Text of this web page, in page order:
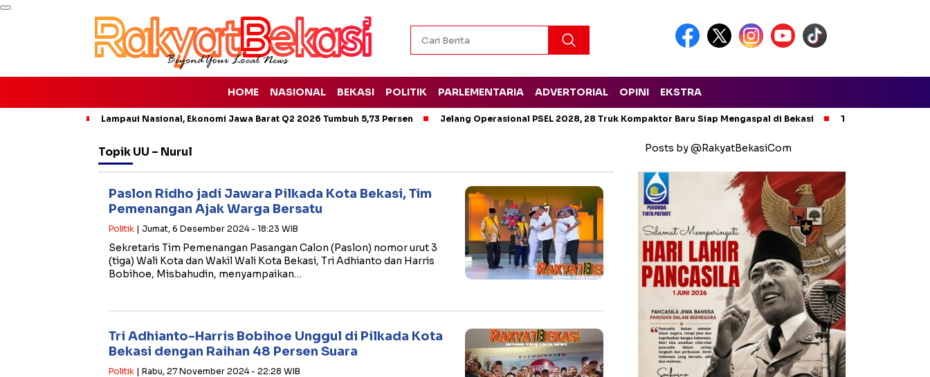
HOME NASIONAL BEKASI POLITIK PARLEMENTARIA ADVERTORIAL OPINI EKSTRA
Lampaui Nasional, Ekonomi Jawa Barat Q2 2026 Tumbuh 5,73 Persen Jelang Operasional PSEL 2028, 28 Truk Kompaktor Baru Siap Mengaspal di Bekasi Tak Ada
Topik UU – Nurul
Paslon Ridho jadi Jawara Pilkada Kota Bekasi, Tim
Pemenangan Ajak Warga Bersatu
Politik | Jumat, 6 Desember 2024 - 18:23 WIB
Sekretaris Tim Pemenangan Pasangan Calon (Paslon) nomor urut 3
(tiga) Wali Kota dan Wakil Wali Kota Bekasi, Tri Adhianto dan Harris
Bobihoe, Misbahudin, menyampaikan…
Tri Adhianto-Harris Bobihoe Unggul di Pilkada Kota
Bekasi dengan Raihan 48 Persen Suara
Politik | Rabu, 27 November 2024 - 22:28 WIB
Posts by @RakyatBekasiCom